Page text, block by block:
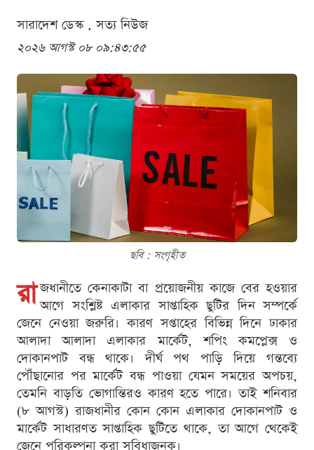
সারাদেশ ডেস্ক . সত্য নিউজ
২০২৬ আগস্ট ০৮ ০৯:৪৩:৫৫
ছবি : সংগৃহীত
রা জধানীতে কেনাকাটা বা প্রয়োজনীয় কাজে বের হওয়ার
আগে সংশ্লিষ্ট এলাকার সাপ্তাহিক ছুটির দিন সম্পর্কে
জেনে নেওয়া জরুরি। কারণ সপ্তাহের বিভিন্ন দিনে ঢাকার
আলাদা আলাদা এলাকার মার্কেট, শপিং কমপ্লেক্স ও
দোকানপাট বন্ধ থাকে। দীর্ঘ পথ পাড়ি দিয়ে গন্তব্যে
পৌঁছানোর পর মার্কেট বন্ধ পাওয়া যেমন সময়ের অপচয়,
তেমনি বাড়তি ভোগান্তিরও কারণ হতে পারে। তাই শনিবার
(৮ আগস্ট) রাজধানীর কোন কোন এলাকার দোকানপাট ও
মার্কেট সাধারণত সাপ্তাহিক ছুটিতে থাকে, তা আগে থেকেই
জেনে পরিকল্পনা করা সুবিধাজনক।